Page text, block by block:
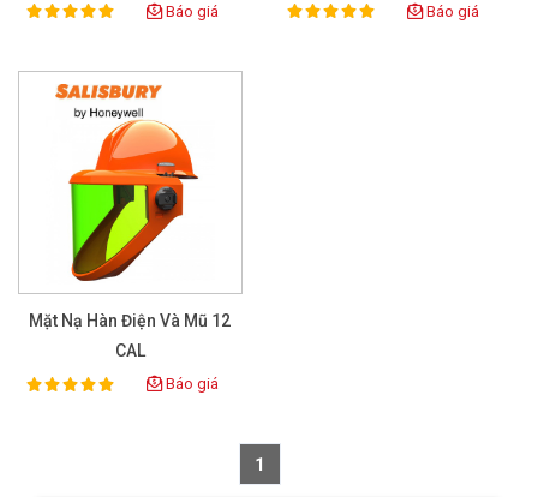
Rating:
100% Báo giá Rating:
100% Báo giá
Mặt Nạ Hàn Điện Và Mũ 12
CAL
Rating:
100% Báo giá
1